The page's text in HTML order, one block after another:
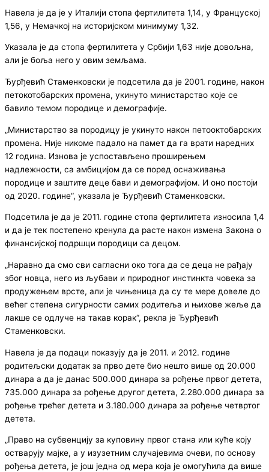
Навела је да је у Италији стопа фертилитета 1,14, у Француској
1,56, у Немачкој на историјском минимуму 1,32.
Указала је да стопа фертилитета у Србији 1,63 није довољна,
али је боља него у овим земљама.
Ђурђевић Стаменковски је подсетила да је 2001. године, након
петокотобарских промена, укинуто министарство које се
бавило темом породице и демографије.
„Министарство за породицу је укинуто након петооктобарских
промена. Није никоме падало на памет да га врати наредних
12 година. Изнова је успостављено проширењем
надлежности, са амбицијом да се поред оснаживања
породице и заштите деце бави и демографијом. И оно постоји
од 2020. године“, указала је Ђурђевић Стаменковски.
Подсетила је да је 2011. године стопа фертилитета износила 1,4
и да је тек постепено кренула да расте након измена Закона о
финансијској подршци породици са децом.
„Наравно да смо сви сагласни око тога да се деца не рађају
због новца, него из љубави и природног инстинкта човека за
продужењем врсте, али је чињеница да су те мере довеле до
већег степена сигурности самих родитеља и њихове жеље да
лакше се одлуче на такав корак“, рекла је Ђурђевић
Стаменковски.
Навела је да подаци показују да је 2011. и 2012. године
родитељски додатак за прво дете био нешто више од 20.000
динара а да је данас 500.000 динара за рођење првог детета,
735.000 динара за рођење другог детета, 2.280.000 динара за
рођење трећег детета и 3.180.000 динара за рођење четвртог
детета.
„Право на субвенцију за куповину првог стана или куће коју
остварују мајке, а у изузетним случајевима очеви, по основу
рођења детета, је још једна од мера која је омогућила да више